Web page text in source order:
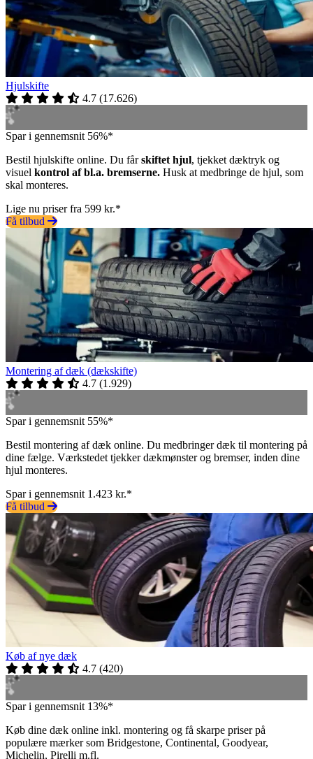
Hjulskifte
4.7 (17.626)
Spar i gennemsnit 56%*
Bestil hjulskifte online. Du fårskiftet hjul, tjekket dæktryk og
visuel kontrol af bl.a. bremserne. Husk at medbringe de hjul, som
skal monteres.
Lige nu priser fra 599 kr.*
Få tilbud
Montering af dæk (dækskifte)
4.7 (1.929)
Spar i gennemsnit 55%*
Bestil montering af dæk online. Du medbringer dæk til montering på
dine fælge. Værkstedet tjekker dækmønster og bremser, inden dine
hjul monteres.
Spar i gennemsnit 1.423 kr.*
Få tilbud
Køb af nye dæk
4.7 (420)
Spar i gennemsnit 13%*
Køb dine dæk online inkl. montering og få skarpe priser på
populære mærker som Bridgestone, Continental, Goodyear,
Michelin, Pirelli m.fl.